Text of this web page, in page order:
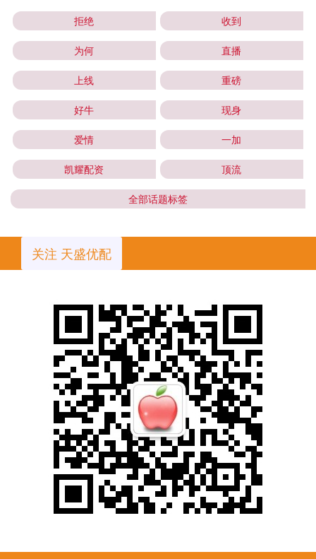
拒绝 收到
为何 直播
上线 重磅
好牛 现身
爱情 一加
凯耀配资 顶流
全部话题标签
关注 天盛优配